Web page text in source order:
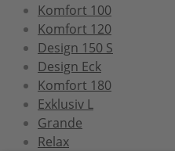
Komfort 100
Komfort 120
Design 150 S
Design Eck
Komfort 180
Exklusiv L
Grande
Relax